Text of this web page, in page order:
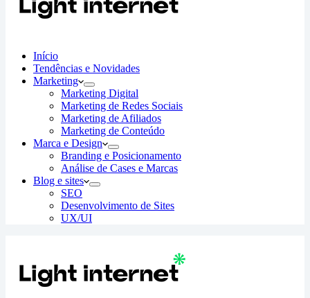
Início
Tendências e Novidades
Marketing
Marketing Digital
Marketing de Redes Sociais
Marketing de Afiliados
Marketing de Conteúdo
Marca e Design
Branding e Posicionamento
Análise de Cases e Marcas
Blog e sites
SEO
Desenvolvimento de Sites
UX/UI